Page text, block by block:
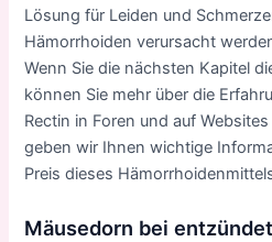
Lösung für Leiden und
Hämorrhoiden verursacht
Wenn Sie die nächsten Kapitel
können Sie mehr über die
Rectin in Foren und auf
geben wir Ihnen wichtige
Preis dieses
Mäusedorn bei